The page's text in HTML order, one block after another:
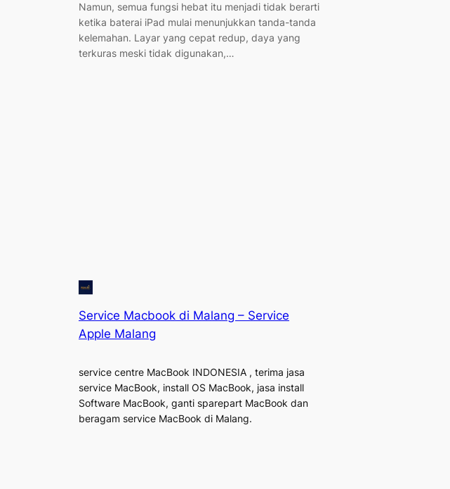
Namun, semua fungsi hebat itu menjadi tidak berarti
ketika baterai iPad mulai menunjukkan tanda-tanda
kelemahan. Layar yang cepat redup, daya yang
terkuras meski tidak digunakan,…
Service Macbook di Malang – Service
Apple Malang
service centre MacBook INDONESIA , terima jasa
service MacBook, install OS MacBook, jasa install
Software MacBook, ganti sparepart MacBook dan
beragam service MacBook di Malang.